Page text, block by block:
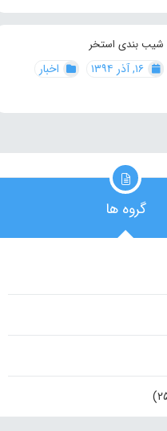
شیب بندی استخر
اخبار
گروه ها